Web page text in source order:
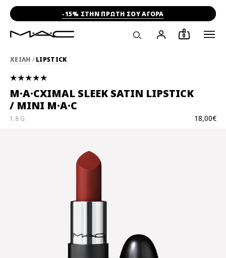
-15% ΣΤΗΝ ΠΡΩΤΗ ΣΟΥ ΑΓΟΡΑ
0
ΧΕΙΛΗ / LIPSTICK
M·A·CXIMAL SLEEK SATIN LIPSTICK
/ MINI M·A·C
18,00€
1.8 G